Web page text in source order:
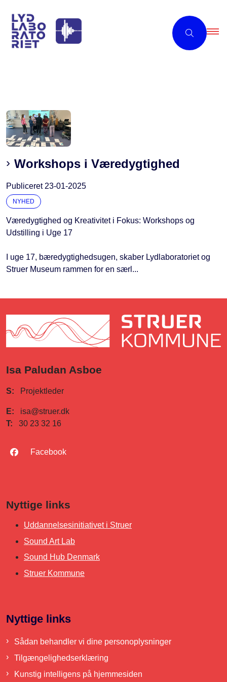
Workshops i Væredygtighed
Publiceret 23-01-2025
NYHED
Væredygtighed og Kreativitet i Fokus: Workshops og
Udstilling i Uge 17
I uge 17, bæredygtighedsugen, skaber Lydlaboratoriet og
Struer Museum rammen for en særl...
Isa Paludan Asboe
S: Projektleder
E:
isa@struer.dk
T:
30 23 32 16
Facebook
Nyttige links
Uddannelsesinitiativet i Struer
Sound Art Lab
Sound Hub Denmark
Struer Kommune
Nyttige links
Sådan behandler vi dine personoplysninger
Tilgængelighedserklæring
Kunstig intelligens på hjemmesiden